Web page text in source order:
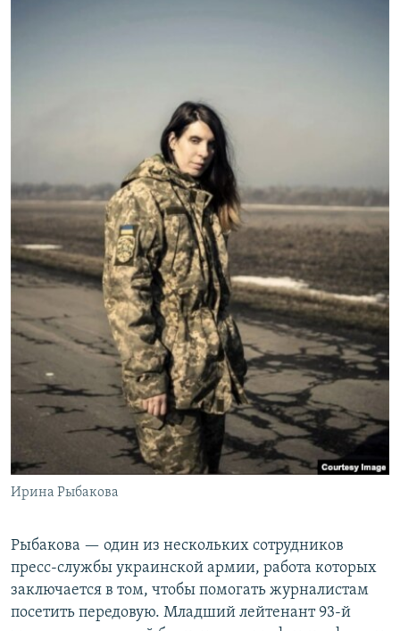
Ирина Рыбакова
Рыбакова — один из нескольких сотрудников
пресс-службы украинской армии, работа которых
заключается в том, чтобы помогать журналистам
посетить передовую. Младший лейтенант 93-й